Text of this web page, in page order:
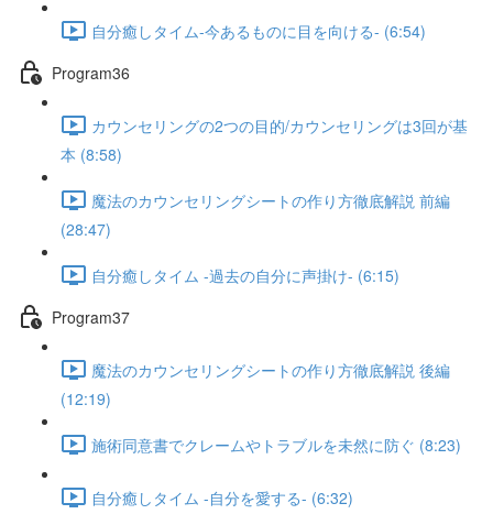
自分癒しタイム-今あるものに目を向ける- (6:54)
Program36
カウンセリングの2つの目的/カウンセリングは3回が基
本 (8:58)
魔法のカウンセリングシートの作り方徹底解説 前編
(28:47)
自分癒しタイム -過去の自分に声掛け- (6:15)
Program37
魔法のカウンセリングシートの作り方徹底解説 後編
(12:19)
施術同意書でクレームやトラブルを未然に防ぐ (8:23)
自分癒しタイム -自分を愛する- (6:32)